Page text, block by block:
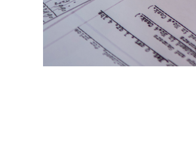
Esteettömyys